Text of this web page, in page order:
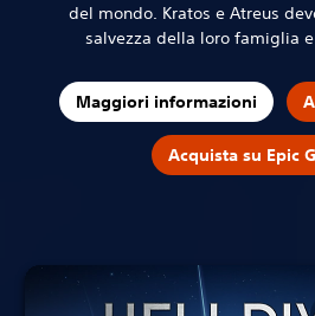
del mondo. Kratos e Atreus
salvezza della loro famiglia
Maggiori informazioni
Acquista su Epic